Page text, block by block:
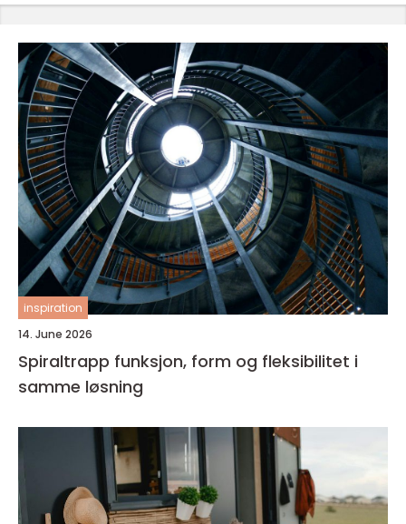
inspiration
14. June 2026
Spiraltrapp funksjon, form og fleksibilitet i
samme løsning